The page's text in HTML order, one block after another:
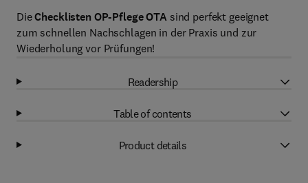
DieChecklisten OP-Pflege OTA sind perfekt geeignet
zum schnellen Nachschlagen in der Praxis und zur
Wiederholung vor Prüfungen!
Readership
Table of contents
Product details